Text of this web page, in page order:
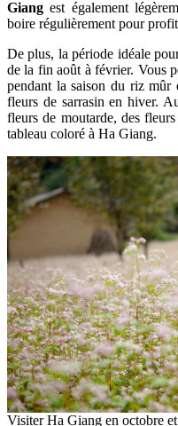
Giang est également
boire régulièrement pour
De plus, la période idéale
de la fin août à février. Vous
pendant la saison du riz mûr
fleurs de sarrasin en hiver.
fleurs de moutarde, des
tableau coloré à Ha Giang.
Visiter Ha Giang en octobre